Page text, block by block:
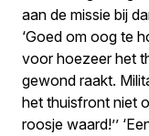
aan de missie bij
‘Goed om oog te
voor hoezeer het
gewond raakt.
het thuisfront niet
roosje waard!’’